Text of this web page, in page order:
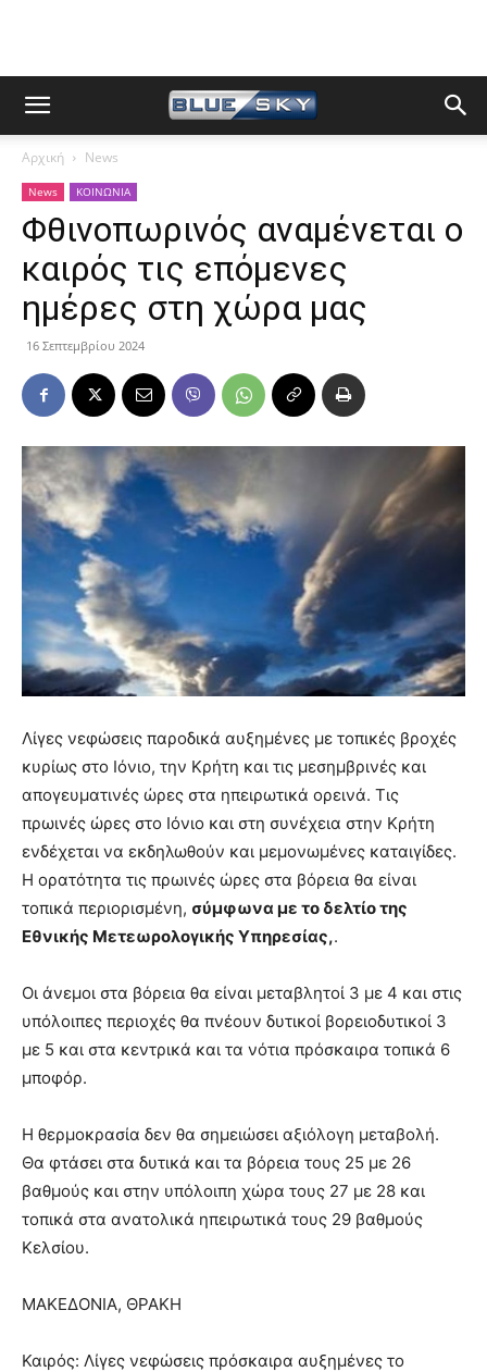
Αρχική News
News ΚΟΙΝΩΝΙΑ
Φθινοπωρινός αναμένεται ο
καιρός τις επόμενες
ημέρες στη χώρα μας
16 Σεπτεμβρίου 2024
Λίγες νεφώσεις παροδικά αυξημένες με τοπικές βροχές
κυρίως στο Ιόνιο, την Κρήτη και τις μεσημβρινές και
απογευματινές ώρες στα ηπειρωτικά ορεινά. Τις
πρωινές ώρες στο Ιόνιο και στη συνέχεια στην Κρήτη
ενδέχεται να εκδηλωθούν και μεμονωμένες καταιγίδες.
Η ορατότητα τις πρωινές ώρες στα βόρεια θα είναι
τοπικά περιορισμένη, σύμφωνα με το δελτίο της
Εθνικής Μετεωρολογικής Υπηρεσίας,.
Οι άνεμοι στα βόρεια θα είναι μεταβλητοί 3 με 4 και στις
υπόλοιπες περιοχές θα πνέουν δυτικοί βορειοδυτικοί 3
με 5 και στα κεντρικά και τα νότια πρόσκαιρα τοπικά 6
μποφόρ.
Η θερμοκρασία δεν θα σημειώσει αξιόλογη μεταβολή.
Θα φτάσει στα δυτικά και τα βόρεια τους 25 με 26
βαθμούς και στην υπόλοιπη χώρα τους 27 με 28 και
τοπικά στα ανατολικά ηπειρωτικά τους 29 βαθμούς
Κελσίου.
ΜΑΚΕΔΟΝΙΑ, ΘΡΑΚΗ
Καιρός: Λίγες νεφώσεις πρόσκαιρα αυξημένες το